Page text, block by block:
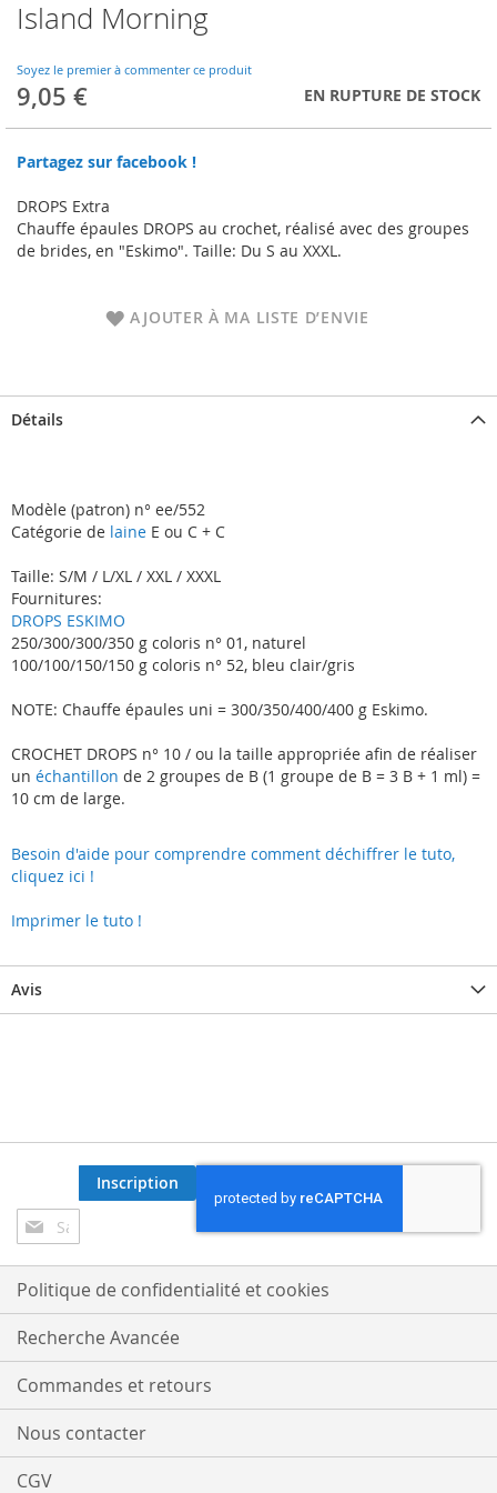
Island Morning
Soyez le premier à commenter ce produit
9,05 € EN RUPTURE DE STOCK
Partagez sur facebook !
DROPS Extra
Chauffe épaules DROPS au crochet, réalisé avec des groupes
de brides, en "Eskimo". Taille: Du S au XXXL.
AJOUTER À MA LISTE D’ENVIE
Skip
to
beginning
of
the
gallery
Détails
Modèle (patron) n° ee/552
Catégorie de laine E ou C + C
Taille: S/M / L/XL / XXL / XXXL
Fournitures:
DROPS ESKIMO
250/300/300/350 g coloris n° 01, naturel
100/100/150/150 g coloris n° 52, bleu clair/gris
NOTE: Chauffe épaules uni = 300/350/400/400 g Eskimo.
CROCHET DROPS n° 10 / ou la taille appropriée afin de réaliser
un échantillon de 2 groupes de B (1 groupe de B = 3 B + 1 ml) =
10 cm de large.
Besoin d'aide pour comprendre comment déchiffrer le tuto,
cliquez ici !
Imprimer le tuto !
Avis
Inscription
à
notre
lettre
d’information
:
Inscription
Politique de confidentialité et cookies
Recherche Avancée
Commandes et retours
Nous contacter
CGV